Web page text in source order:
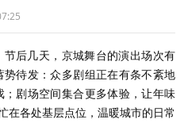
后几天，京城舞台的演出场次有
待发：众多剧组正在有条不紊地
剧场空间集合更多体验，让年味
在各处基层点位，温暖城市的日常